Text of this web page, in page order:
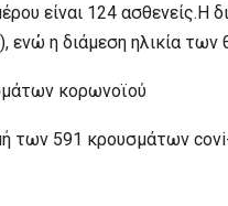
είναι 124 ασθενείς.Η
ενώ η διάμεση ηλικία
κορωνοϊού
των 591 κρουσμάτων